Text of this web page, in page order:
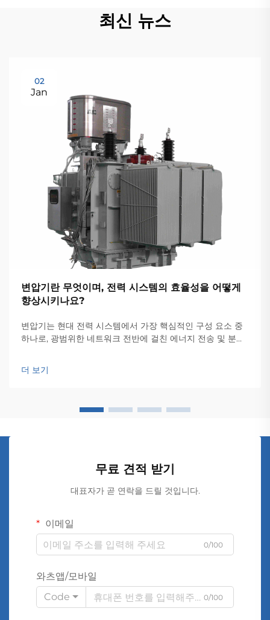
최신 뉴스
02
Jan
변압기란 무엇이며, 전력 시스템의 효율성을 어떻게
향상시키나요?
변압기는 현대 전력 시스템에서 가장 핵심적인 구성 요소 중
하나로, 광범위한 네트워크 전반에 걸친 에너지 전송 및 분배
전압 레벨 간의 원활한 변환을 가능하게 하여...
더 보기
무료 견적 받기
대표자가 곧 연락을 드릴 것입니다.
이메일
0/100
와츠앱/모바일
Code
0/100